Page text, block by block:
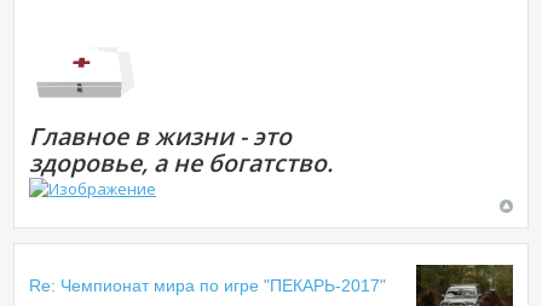
Главное в жизни - это
здоровье, а не богатство.
Re: Чемпионат мира по игре "ПЕКАРЬ-2017"